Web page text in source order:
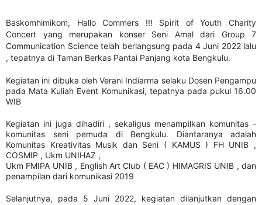
Baskomhimikom, Hallo Commers !!! Spirit of Youth Charity
Concert yang merupakan konser Seni Amal dari Group 7
Communication Science telah berlangsung pada 4 Juni 2022 lalu
, tepatnya di Taman Berkas Pantai Panjang kota Bengkulu.
Kegiatan ini dibuka oleh Verani Indiarma selaku Dosen Pengampu
pada Mata Kuliah Event Komunikasi, tepatnya pada pukul 16.00
WIB
Kegiatan ini juga dihadiri , sekaligus menampilkan komunitas -
komunitas seni pemuda di Bengkulu. Diantaranya adalah
Komunitas Kreativitas Musik dan Seni ( KAMUS ) FH UNIB ,
COSMIP , Ukm UNIHAZ ,
Ukm FMIPA UNIB , English Art Club ( EAC ) HIMAGRIS UNIB , dan
penampilan dari komunikasi 2019
Selanjutnya, pada 5 Juni 2022, kegiatan dilanjutkan dengan